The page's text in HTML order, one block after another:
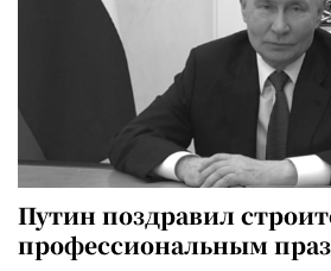
Путин поздравил
профессиональным